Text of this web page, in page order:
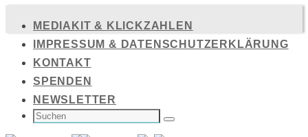
Inhalt
springen
MEDIAKIT & KLICKZAHLEN
IMPRESSUM & DATENSCHUTZERKLÄRUNG
KONTAKT
SPENDEN
NEWSLETTER
SUCHEN
NACH: Suchen